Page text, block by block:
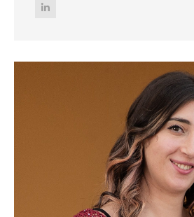
Linkedin